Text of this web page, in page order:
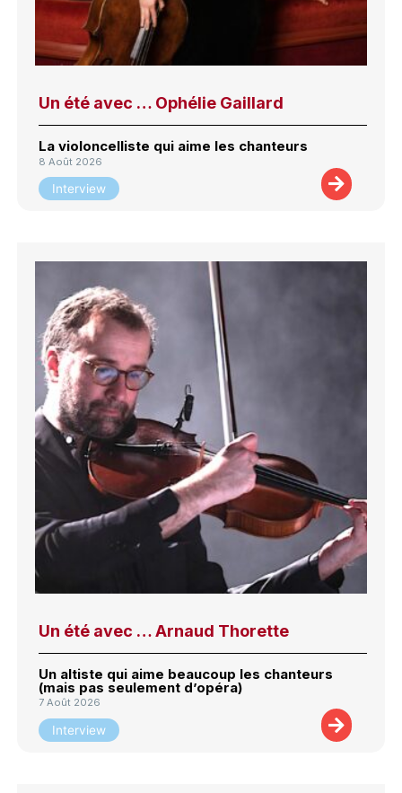
Un été avec … Ophélie Gaillard
La violoncelliste qui aime les chanteurs
8 Août 2026
Interview
Un été avec … Arnaud Thorette
Un altiste qui aime beaucoup les chanteurs
(mais pas seulement d’opéra)
7 Août 2026
Interview